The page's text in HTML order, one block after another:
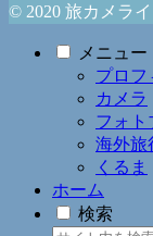
© 2020 旅カメラ
メニュー
プロフ
カメラ
フォト
海外旅
くるま
ホーム
検索